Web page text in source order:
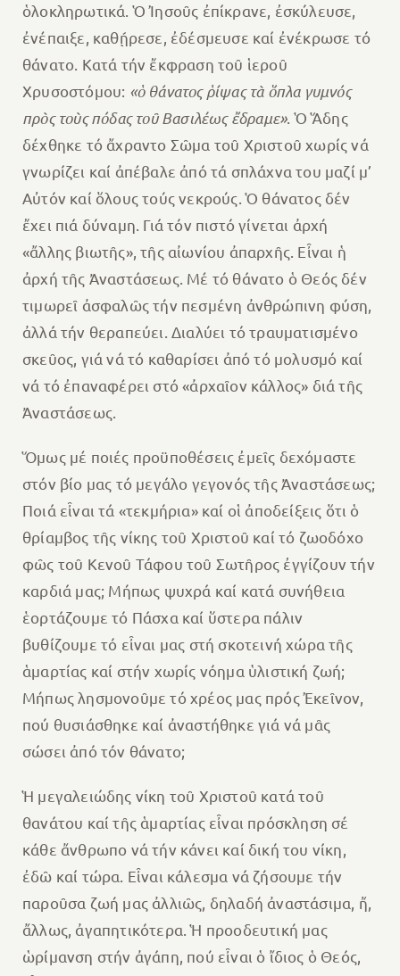
ὁλοκληρωτικά. Ὁ Ἰησοῦς ἐπίκρανε, ἐσκύλευσε,
ἐνέπαιξε, καθῄρεσε, ἐδέσμευσε καί ἐνέκρωσε τό
θάνατο. Κατά τήν ἔκφραση τοῦ ἱεροῦ
Χρυσοστόμου: «ὁ θάνατος ῥίψας τὰ ὅπλα γυμνός
πρὸς τοὺς πόδας τοῦ Βασιλέως ἔδραμε». Ὁ Ἅδης
δέχθηκε τό ἄχραντο Σῶμα τοῦ Χριστοῦ χωρίς νά
γνωρίζει καί ἀπέβαλε ἀπό τά σπλάχνα του μαζί μ’
Αὐτόν καί ὅλους τούς νεκρούς. Ὁ θάνατος δέν
ἔχει πιά δύναμη. Γιά τόν πιστό γίνεται ἀρχή
«ἄλλης βιωτῆς», τῆς αἰωνίου ἀπαρχῆς. Εἶναι ἡ
ἀρχή τῆς Ἀναστάσεως. Μέ τό θάνατο ὁ Θεός δέν
τιμωρεῖ ἀσφαλῶς τήν πεσμένη ἀνθρώπινη φύση,
ἀλλά τήν θεραπεύει. Διαλύει τό τραυματισμένο
σκεῦος, γιά νά τό καθαρίσει ἀπό τό μολυσμό καί
νά τό ἐπαναφέρει στό «ἀρχαῖον κάλλος» διά τῆς
Ἀναστάσεως.
Ὅμως μέ ποιές προϋποθέσεις ἐμεῖς δεχόμαστε
στόν βίο μας τό μεγάλο γεγονός τῆς Ἀναστάσεως;
Ποιά εἶναι τά «τεκμήρια» καί οἱ ἀποδείξεις ὅτι ὁ
θρίαμβος τῆς νίκης τοῦ Χριστοῦ καί τό ζωοδόχο
φῶς τοῦ Κενοῦ Τάφου τοῦ Σωτῆρος ἐγγίζουν τήν
καρδιά μας; Μήπως ψυχρά καί κατά συνήθεια
ἑορτάζουμε τό Πάσχα καί ὕστερα πάλιν
βυθίζουμε τό εἶναι μας στή σκοτεινή χώρα τῆς
ἁμαρτίας καί στήν χωρίς νόημα ὑλιστική ζωή;
Μήπως λησμονοῦμε τό χρέος μας πρός Ἐκεῖνον,
πού θυσιάσθηκε καί ἀναστήθηκε γιά νά μᾶς
σώσει ἀπό τόν θάνατο;
Ἡ μεγαλειώδης νίκη τοῦ Χριστοῦ κατά τοῦ
θανάτου καί τῆς ἁμαρτίας εἶναι πρόσκληση σέ
κάθε ἄνθρωπο νά τήν κάνει καί δική του νίκη,
ἐδῶ καί τώρα. Εἶναι κάλεσμα νά ζήσουμε τήν
παροῦσα ζωή μας ἀλλιῶς, δηλαδή ἀναστάσιμα, ἤ,
ἄλλως, ἀγαπητικότερα. Ἡ προοδευτική μας
ὡρίμανση στήν ἀγάπη, πού εἶναι ὁ ἴδιος ὁ Θεός,